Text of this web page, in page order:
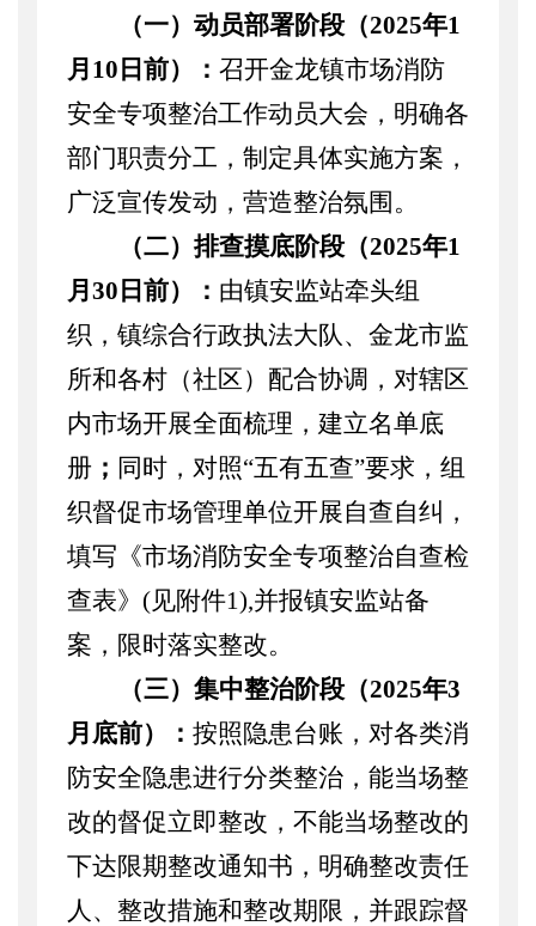
（一）动员部署阶段（2025年1
月10日前）： 召开金龙镇市场消防
安全专项整治工作动员大会，明确各
部门职责分工，制定具体实施方案，
广泛宣传发动，营造整治氛围。
（二）排查摸底阶段（2025年1
月30日前）： 由镇安监站牵头组
织，镇综合行政执法大队、金龙市监
所和各村（社区）配合协调，对辖区
内市场开展全面梳理，建立名单底
册 ； 同时，对照“五有五查”要求，组
织督促市场管理单位开展自查自纠，
填写《市场消防安全专项整治自查检
查表》(见附件1),并报镇安监站备
案，限时落实整改。
（三）集中整治阶段（2025年3
月底前）： 按照隐患台账，对各类消
防安全隐患进行分类整治，能当场整
改的督促立即整改，不能当场整改的
下达限期整改通知书，明确整改责任
人、整改措施和整改期限，并跟踪督